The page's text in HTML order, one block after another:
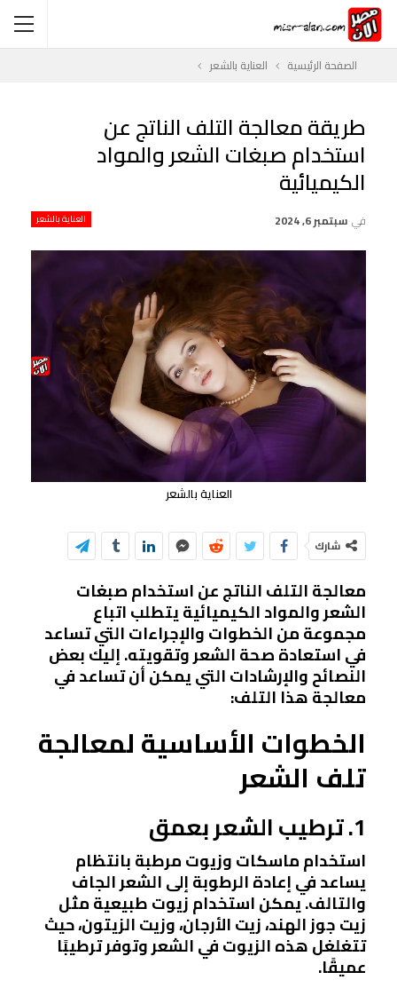
الصفحة الرئيسية العناية بالشعر
طريقة معالجة التلف الناتج عن
استخدام صبغات الشعر والمواد
الكيميائية
العناية بالشعر في سبتمبر 6, 2024
العناية بالشعر
شارك
معالجة التلف الناتج عن استخدام صبغات
الشعر والمواد الكيميائية يتطلب اتباع
مجموعة من الخطوات والإجراءات التي تساعد
في استعادة صحة الشعر وتقويته. إليك بعض
النصائح والإرشادات التي يمكن أن تساعد في
معالجة هذا التلف:
الخطوات الأساسية لمعالجة
تلف الشعر
1. ترطيب الشعر بعمق
استخدام ماسكات وزيوت مرطبة بانتظام
يساعد في إعادة الرطوبة إلى الشعر الجاف
والتالف. يمكن استخدام زيوت طبيعية مثل
زيت جوز الهند، زيت الأرجان، وزيت الزيتون، حيث
تتغلغل هذه الزيوت في الشعر وتوفر ترطيبًا
عميقًا.